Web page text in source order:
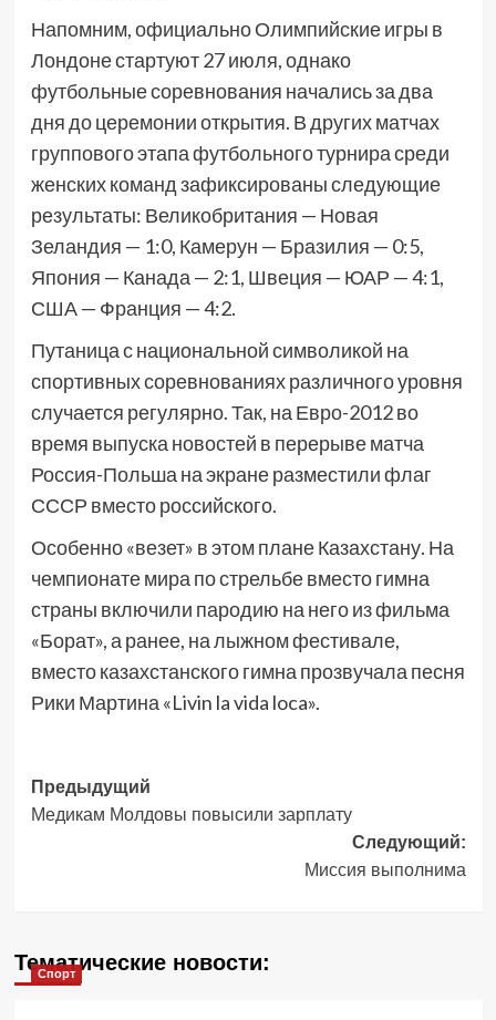
Напомним, официально Олимпийские игры в
Лондоне стартуют 27 июля, однако
футбольные соревнования начались за два
дня до церемонии открытия. В других матчах
группового этапа футбольного турнира среди
женских команд зафиксированы следующие
результаты: Великобритания — Новая
Зеландия — 1:0, Камерун — Бразилия — 0:5,
Япония — Канада — 2:1, Швеция — ЮАР — 4:1,
США — Франция — 4:2.
Путаница с национальной символикой на
спортивных соревнованиях различного уровня
случается регулярно. Так, на Евро-2012 во
время выпуска новостей в перерыве матча
Россия-Польша на экране разместили флаг
СССР вместо российского.
Особенно «везет» в этом плане Казахстану. На
чемпионате мира по стрельбе вместо гимна
страны включили пародию на него из фильма
«Борат», а ранее, на лыжном фестивале,
вместо казахстанского гимна прозвучала песня
Рики Мартина «Livin la vida loca».
Навигация
записи
Предыдущий
Медикам Молдовы повысили зарплату
Следующий:
Миссия выполнима
Тематические новости:
Спорт